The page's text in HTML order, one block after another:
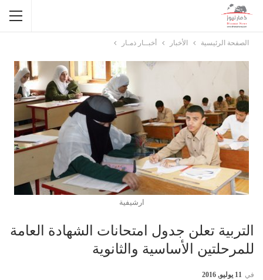
الصفحة الرئيسية الأخبار أخبــار ذمـار
ارشيفية
التربية تعلن جدول امتحانات الشهادة العامة
للمرحلتين الأساسية والثانوية
في 11 يوليو, 2016